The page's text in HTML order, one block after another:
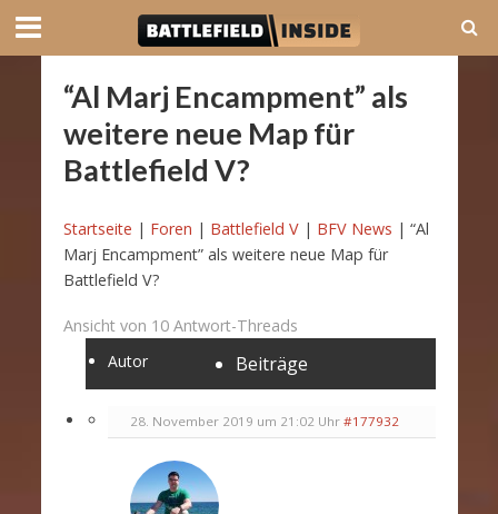
“Al Marj Encampment” als
weitere neue Map für
Battlefield V?
Startseite | Foren | Battlefield V | BFV News | “Al
Marj Encampment” als weitere neue Map für
Battlefield V?
Ansicht von 10 Antwort-Threads
Autor
Beiträge
28. November 2019 um 21:02 Uhr #177932